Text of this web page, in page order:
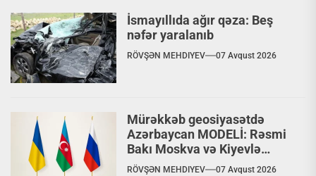
İsmayıllıda ağır qəza: Beş
nəfər yaralanıb
RÖVŞƏN MEHDIYEV 07 Avqust 2026
Mürəkkəb geosiyasətdə
Azərbaycan MODELİ: Rəsmi
Bakı Moskva və Kiyevlə
paralel dialoq aparır
RÖVŞƏN MEHDIYEV 07 Avqust 2026